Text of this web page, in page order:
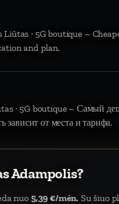
Liūtas · 5G boutique –
and plan.
· 5G boutique – Самый
зависит от места и тарифа.
Adampolis?
nuo 5,39 €/mėn. Su šiuo